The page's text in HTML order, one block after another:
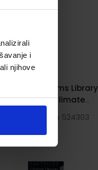
i
njihove
Oxford Bookworms Library
Factfiles 2: Climate
Šifra proizvoda 524303